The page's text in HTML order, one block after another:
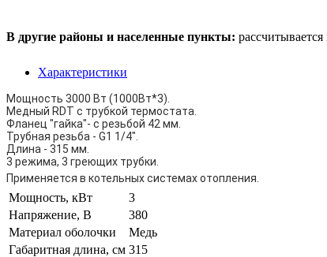
В другие районы и населенные пункты:
Характеристики
Мощность 3000 Вт (1000Вт*3).
Медный RDT с трубкой термостата.
Фланец "гайка"- с резьбой 42 мм.
Трубная резьба - G1 1/4".
Длина - 315 мм.
3 режима, 3 греющих трубки.
Применяется в котельных системах отопления.
Мощность, кВт
3
Напряжение, В
380
Материал оболочки
Медь
Габаритная длина, см 315